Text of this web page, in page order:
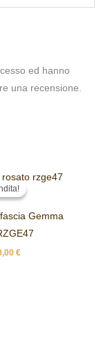
ed hanno
una recensione.
Gemma
€.
€
Il
prezzo
attuale
70,00 €.